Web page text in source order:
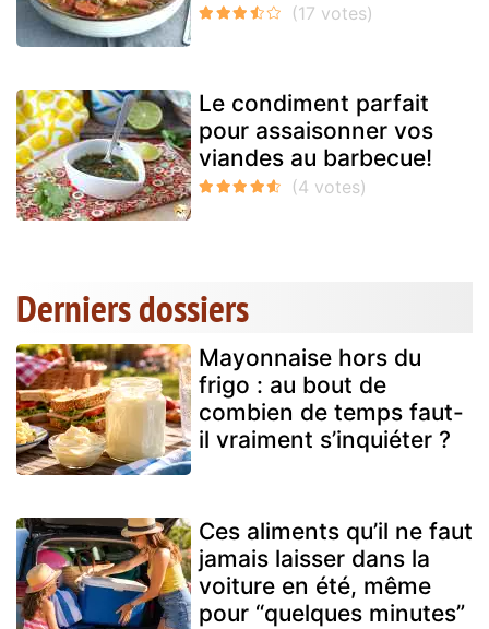
Le condiment parfait
pour assaisonner vos
viandes au barbecue!
Derniers dossiers
Mayonnaise hors du
frigo : au bout de
combien de temps faut-
il vraiment s’inquiéter ?
Ces aliments qu’il ne faut
jamais laisser dans la
voiture en été, même
pour “quelques minutes”